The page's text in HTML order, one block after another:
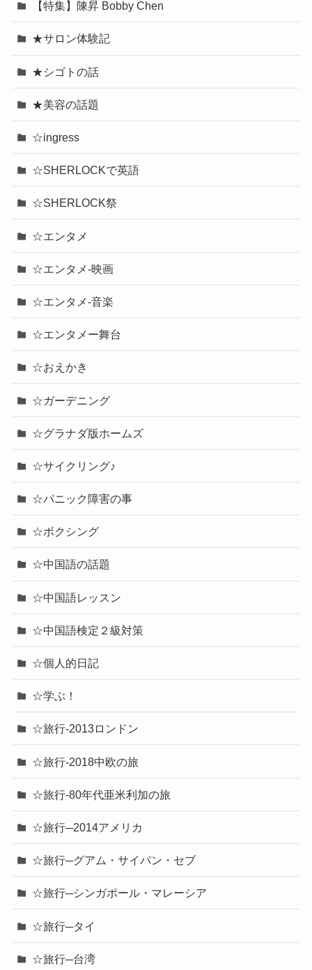
【特集】陳昇 Bobby Chen
★サロン体験記
★シゴトの話
★美容の話題
☆ingress
☆SHERLOCKで英語
☆SHERLOCK祭
☆エンタメ
☆エンタメ-映画
☆エンタメ-音楽
☆エンタメー舞台
☆おえかき
☆ガーデニング
☆グラナダ版ホームズ
☆サイクリング♪
☆パニック障害の事
☆ボクシング
☆中国語の話題
☆中国語レッスン
☆中国語検定２級対策
☆個人的日記
☆学ぶ！
☆旅行-2013ロンドン
☆旅行-2018中欧の旅
☆旅行-80年代亜米利加の旅
☆旅行─2014アメリカ
☆旅行─グアム・サイパン・セブ
☆旅行─シンガポール・マレーシア
☆旅行─タイ
☆旅行─台湾